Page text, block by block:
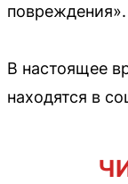
повреждения».
В настоящее
находятся в